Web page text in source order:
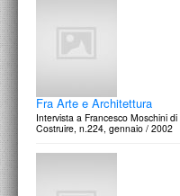
Fra Arte e Architettura
Intervista a Francesco Moschini
Costruire, n.224, gennaio / 2002